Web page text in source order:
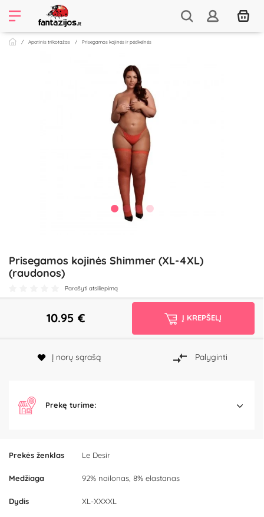
Apatinis trikotažas Prisegamos kojinės ir pėdkelnės
Prisegamos kojinės Shimmer (XL-4XL)
(raudonos)
Parašyti atsiliepimą
Prekės ženklas Le Desir
Medžiaga 92% nailonas, 8% elastanas
Dydis XL-XXXXL
10.95 € Į KREPŠELĮ
Į norų sąrašą Palyginti
Prekę turime: